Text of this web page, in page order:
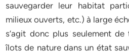
sauvegarder leur habitat
milieux ouverts, etc.) à large
s’agit donc plus seulement
îlots de nature dans un état